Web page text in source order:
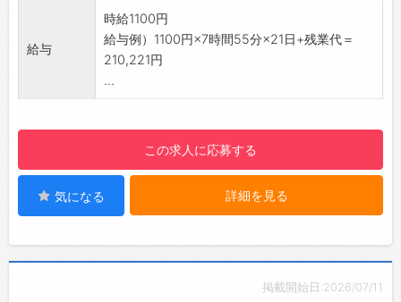
す。
みなさまのご応募を心よりお待ちしております
＾＾
☆----------------------------------------
す！
・幅広い加工案件に携われるため、技術力・知
識ともに着実にレベルアップできます。
・徒歩10分（車2分）の場所にコンビニがあ
り、ちょっとした買い物も便利◎
・車で6分圏内に銀行が複数あり、日常の手続
きもスムーズです！
・6ヶ月後には正社員登用予定！
・将来の目標が明確だから、やりがいとモチベ
給与
時給1100円
給与例）1100円×7時間55分×21日+残業代＝
210,221円
...
この求人に応募する
気になる 詳細を見る
掲載開始日:2026/07/11